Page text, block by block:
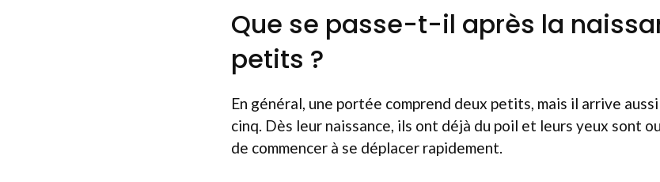
Que se passe-t-il après la
petits ?
En général, une portée comprend deux petits, mais il arrive aussi
cinq. Dès leur naissance, ils ont déjà du poil et leurs yeux sont
de commencer à se déplacer rapidement.